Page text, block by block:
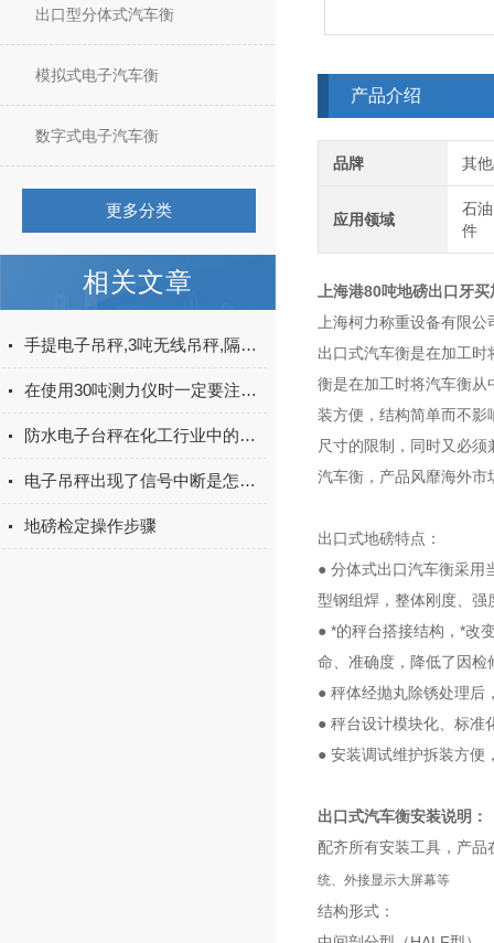
出口型分体式汽车衡
模拟式电子汽车衡
数字式电子汽车衡
更多分类
相关文章
手提电子吊秤,3吨无线吊秤,隔热吊秤使用注意事项
在使用30吨测力仪时一定要注意这些细节
防水电子台秤在化工行业中的应用
电子吊秤出现了信号中断是怎么回事
地磅检定操作步骤
产品介绍
品牌 其
应用领域
石
件
上海港80吨地磅出口牙
上海柯力称重设备有限
出口式汽车衡是在加工
衡是在加工时将汽车衡
装方便，结构简单而不影
尺寸的限制，同时又必
汽车衡，产品风靡海外市
出口式地磅特点：
● 分体式出口汽车衡采用
型钢组焊，整体刚度、
● *的秤台搭接结构，*改
命、准确度，降低了因
● 秤体经抛丸除锈处理后
● 秤台设计模块化、标准
● 安装调试维护拆装方便
出口式汽车衡安装说明：
配齐所有安装工具，产
统、外接显示大屏幕等
结构形式：